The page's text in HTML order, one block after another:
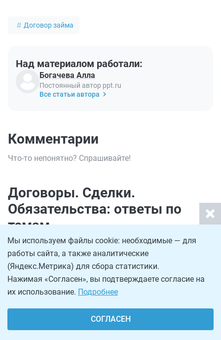
Договор займа
Над материалом работали:
Богачева Алла
Постоянный автор ppt.ru
Все статьи автора
Комментарии
Что-то непонятно? Спрашивайте!
Договоры. Сделки.
Обязательства: ответы по
темам
7 вопросов
Как обязать недобросовестного заказчика
подписать акты выполненных работ?
Что делать, если заказчик уже более полугода не
подписывает акт выполненных работ, при этом у него
Мы используем файлы cookie: необходимые — для
работы сайта, а также аналитические
(Яндекс.Метрика) для сбора статистики.
Нажимая «Согласен», вы подтверждаете согласие на
их использование. Подробнее
СОГЛАСЕН